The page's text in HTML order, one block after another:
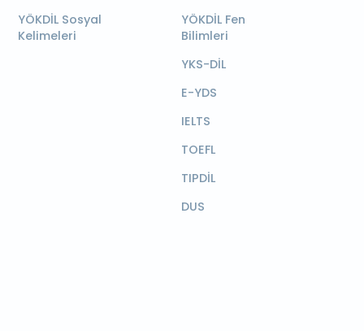
YÖKDİL Sosyal
Kelimeleri
YÖKDİL Fen
Bilimleri
YKS-DİL
E-YDS
IELTS
TOEFL
TIPDİL
DUS